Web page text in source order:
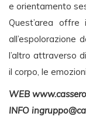
e orientamento
Quest’area
all’espolorazione
l’altro attraverso
il corpo, le
WEB
INFO